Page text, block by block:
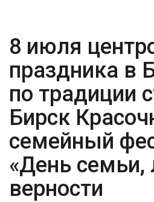
8 июля
праздника в
по традиции
Бирск
семейный
«День семьи,
верности